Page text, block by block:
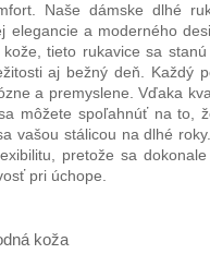
Naše dámske dlhé
elegancie a moderného
tieto rukavice sa
aj bežný deň. Každý
a premyslene. Vďaka
môžete spoľahnúť na to,
vašou stálicou na dlhé
pretože sa
pri úchope.
koža